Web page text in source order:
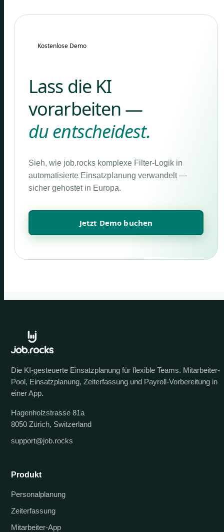
Kostenlose Demo
Lass die KI
vorarbeiten —
du entscheidest.
Sieh, wie job.rocks komplexe Filter-Logik in
automatisierte Einsatzplanung verwandelt —
sicher gehostet in Europa.
Jetzt Demo buchen
Die KI-gesteuerte Einsatzplanung für flexible Teams. Mitarbeiter-
Pool, Einsatzplanung, Zeiterfassung und Payroll-Vorbereitung in
einer App.
Hagenholzstrasse 81a
8050 Zürich, Switzerland
support@job.rocks
Produkt
Personalplanung
Zeiterfassung
Mitarbeiter-App